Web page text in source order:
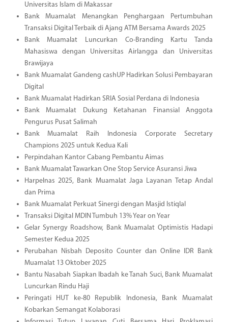
Universitas Islam di Makassar
Bank Muamalat Menangkan Penghargaan Pertumbuhan
Transaksi Digital Terbaik di Ajang ATM Bersama Awards 2025
Bank Muamalat Luncurkan Co-Branding Kartu Tanda
Mahasiswa dengan Universitas Airlangga dan Universitas
Brawijaya
Bank Muamalat Gandeng cashUP Hadirkan Solusi Pembayaran
Digital
Bank Muamalat Hadirkan SRIA Sosial Perdana di Indonesia
Bank Muamalat Dukung Ketahanan Finansial Anggota
Pengurus Pusat Salimah
Bank Muamalat Raih Indonesia Corporate Secretary
Champions 2025 untuk Kedua Kali
Perpindahan Kantor Cabang Pembantu Aimas
Bank Muamalat Tawarkan One Stop Service Asuransi Jiwa
Harpelnas 2025, Bank Muamalat Jaga Layanan Tetap Andal
dan Prima
Bank Muamalat Perkuat Sinergi dengan Masjid Istiqlal
Transaksi Digital MDIN Tumbuh 13% Year on Year
Gelar Synergy Roadshow, Bank Muamalat Optimistis Hadapi
Semester Kedua 2025
Perubahan Nisbah Deposito Counter dan Online IDR Bank
Muamalat 13 Oktober 2025
Bantu Nasabah Siapkan Ibadah ke Tanah Suci, Bank Muamalat
Luncurkan Rindu Haji
Peringati HUT ke-80 Republik Indonesia, Bank Muamalat
Kobarkan Semangat Kolaborasi